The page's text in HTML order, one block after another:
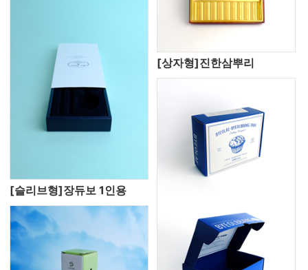
[슬리브형]장듀보 1인용
[상자형]진한삼뿌리